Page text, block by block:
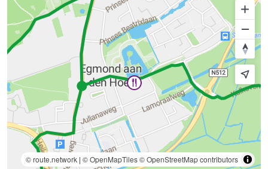
© route.network | © OpenMapTiles© OpenStreetMap contributors